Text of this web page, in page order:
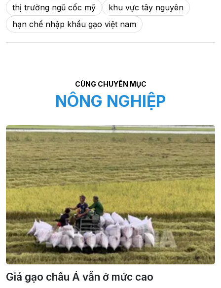
thị trường ngũ cốc mỹ
khu vực tây nguyên
hạn chế nhập khẩu gạo việt nam
CÙNG CHUYÊN MỤC
NÔNG NGHIỆP
Giá gạo châu Á vẫn ở mức cao